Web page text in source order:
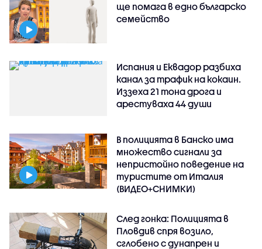
ще помага в едно българско
семейство
Испания и Еквадор разбиха
канал за трафик на кокаин.
Иззеха 21 тона дрога и
арестуваха 44 души
В полицията в Банско има
множество сигнали за
непристойно поведение на
туристите от Италия
(ВИДЕО+СНИМКИ)
След гонка: Полицията в
Пловдив спря возило,
сглобено с дунапрен и